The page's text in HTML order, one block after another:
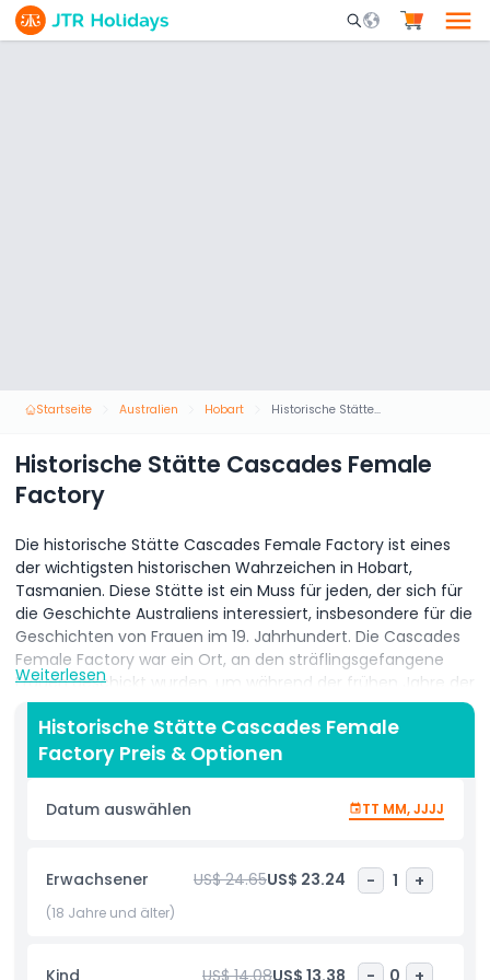
Mobile Search
Startseite Australien Hobart Historische Stätte Cascades Female Factory
Historische Stätte Cascades Female
Factory
Die historische Stätte Cascades Female Factory ist eines
der wichtigsten historischen Wahrzeichen in Hobart,
Tasmanien. Diese Stätte ist ein Muss für jeden, der sich für
die Geschichte Australiens interessiert, insbesondere für die
Geschichten von Frauen im 19. Jahrhundert. Die Cascades
Female Factory war ein Ort, an den sträflingsgefangene
Frauen geschickt wurden, um während der frühen Jahre der
europäischen Besiedlung Australiens zu arbeiten und zu
leben. Heute ist sie ein Museum, in dem Besucher mehr
über das schwierige Leben dieser Frauen erfahren können.
Sie eine geführte Tour machen oder die Stätte auf eigene
historische Ausstellungen und informative Schautafeln
über die Frauen, die dort lebten und arbeiteten. Sie bietet
einen einzigartigen Einblick in die Vergangenheit und hilft
Weiterlesen
Historische Stätte Cascades Female
Factory Preis & Optionen
Datum auswählen TT MM, JJJJ
Erwachsener US$ 24.65US$ 23.24 - 1 +
(18 Jahre und älter)
Kind US$ 14.08US$ 13.38